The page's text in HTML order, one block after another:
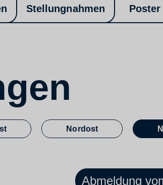
Stellungnahmen Poster
Nordost
Abmeldung